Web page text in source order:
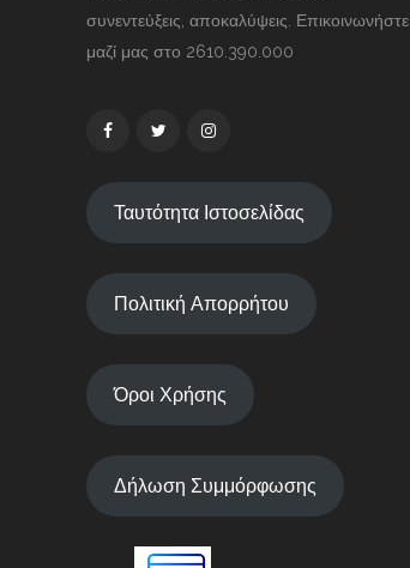
συνεντεύξεις, αποκαλύψεις. Επικοινωνήστε
μαζί μας στο 2610.390.000
Ταυτότητα Ιστοσελίδας
Πολιτική Απορρήτου
Όροι Χρήσης
Δήλωση Συμμόρφωσης